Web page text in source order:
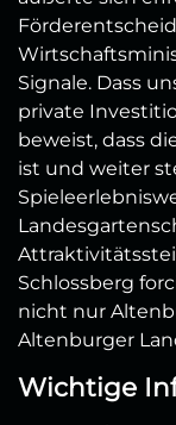
Signale. Dass
private
beweist, dass
ist und weiter
Schlossberg
nicht nur
Altenburger
Wichtige